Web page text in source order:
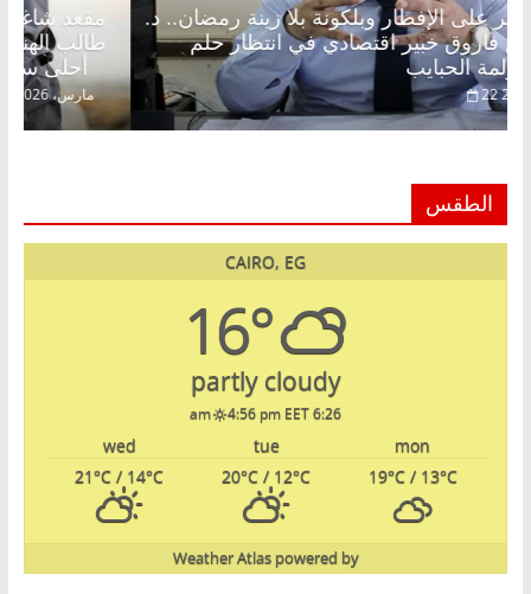
مقعد شاغر على الإفطار وبلكونة بلا زينة رمضان.. د.
عبدالخالق فاروق خبير اقتصادي في انتظار حلم
الحرية ولمة الحبايب
22 فبراير، 2026
الطقس
CAIRO, EG
16°
partly cloudy
6:26 am
4:56 pm EET
mon
tue
wed
19°C/ 13°C
20°C / 12°C
21°C / 14°C
powered by
Weather Atlas